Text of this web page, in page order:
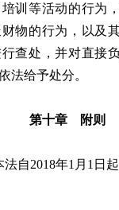
训等活动的行为
物的行为，以及
查处，并对直接
法给予处分。
第十章 附则
自2018年1月1日